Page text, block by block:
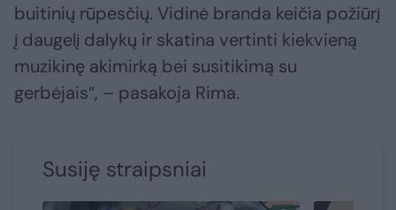
buitinių rūpesčių. Vidinė branda keičia požiūrį
į daugelį dalykų ir skatina vertinti kiekvieną
muzikinę akimirką bei susitikimą su
gerbėjais“, – pasakoja Rima.
Susiję straipsniai